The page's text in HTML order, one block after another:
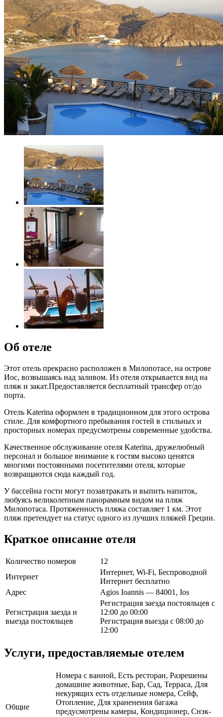
Об отеле
Этот отель прекрасно расположен в Милопотасе, на острове
Иос, возвышаясь над заливом. Из отеля открывается вид на
пляж и закат.Предоставляется бесплатный трансфер от/до
порта.
Отель Katerina оформлен в традиционном для этого острова
стиле. Для комфортного пребывания гостей в стильных и
просторных номерах предусмотрены современные удобства.
Качественное обслуживание отеля Katerina, дружелюбный
персонал и большое внимание к гостям высоко ценятся
многими постоянными посетителями отеля, которые
возвращаются сюда каждый год.
У бассейна гости могут позавтракать и выпить напиток,
любуясь великолепным панорамным видом на пляж
Милопотаса. Протяженность пляжа составляет 1 км. Этот
пляж претендует на статус одного из лучших пляжей Греции.
Краткое описание отеля
Количество номеров
12
Интернет
Интернет, Wi-Fi, Беспроводной
Интернет бесплатно
Адрес
Agios Ioannis — 84001, Ios
Регистрация заезда и
выезда постояльцев
Регистрация заезда постояльцев с
12:00 до 00:00
Регистрация выезда с 08:00 до
12:00
Услуги, предоставляемые отелем
Общие
Номера с ванной, Есть ресторан, Разрешены
домашние животные, Бар, Сад, Терраса, Для
некурящих есть отдельные номера, Сейф,
Отопление, Для храненения багажа
предусмотрены камеры, Кондиционер, Снэк-